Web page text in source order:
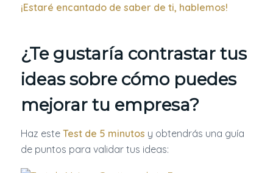
¡Estaré encantado de saber de ti, hablemos!
¿Te gustaría contrastar tus
ideas sobre cómo puedes
mejorar tu empresa?
Haz este Test de 5 minutos y obtendrás una guía
de puntos para validar tus ideas: